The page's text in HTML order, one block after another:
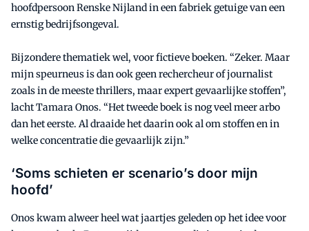
hoofdpersoon Renske Nijland in een fabriek getuige van een
ernstig bedrijfsongeval.
Bijzondere thematiek wel, voor fictieve boeken. “Zeker. Maar
mijn speurneus is dan ook geen rechercheur of journalist
zoals in de meeste thrillers, maar expert gevaarlijke stoffen”,
lacht Tamara Onos. “Het tweede boek is nog veel meer arbo
dan het eerste. Al draaide het daarin ook al om stoffen en in
welke concentratie die gevaarlijk zijn.”
‘Soms schieten er scenario’s door mijn
hoofd’
Onos kwam alweer heel wat jaartjes geleden op het idee voor